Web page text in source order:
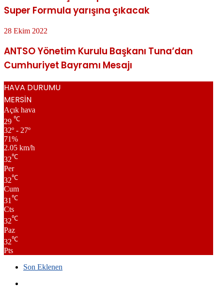
Super Formula yarışına çıkacak
28 Ekim 2022
ANTSO Yönetim Kurulu Başkanı Tuna’dan
Cumhuriyet Bayramı Mesajı
HAVA DURUMU
MERSİN
Açık hava
29 ℃
32º - 27º
71%
2.05 km/h
32℃
Per
32℃
Cum
31℃
Cts
32℃
Paz
32℃
Pts
Son Eklenen